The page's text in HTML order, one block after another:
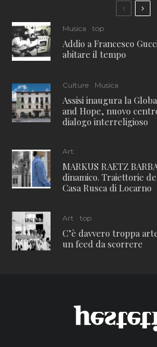
Musica top
Addio a Francesco
abitare il tempo
Culture Musica
Assisi inaugura la
and Hope, nuovo
dialogo interreligioso
Art
MARKUS RAETZ
dinamico. Traiettorie
Casa Rusca di Locarno
Art top
C’è davvero troppa
un feed da scorrere